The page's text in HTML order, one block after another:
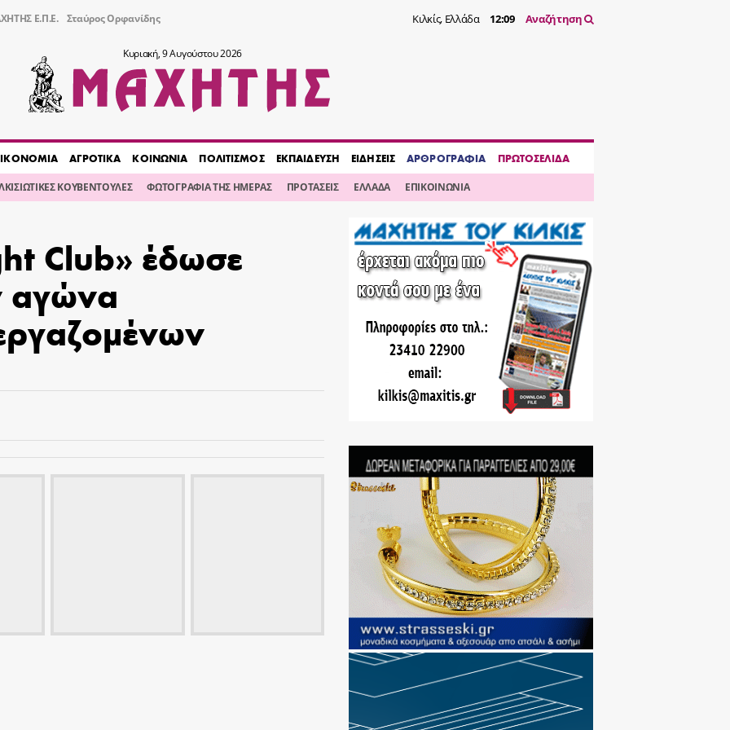
Ε.Π.Ε. Σταύρος Ορφανίδης Κιλκίς, Ελλάδα 12:09 Αναζήτηση
Κυριακή, 9 Αυγούστου 2026
ΑΓΡΟΤΙΚΑ ΚΟΙΝΩΝΙΑ ΠΟΛΙΤΙΣΜΟΣ ΕΚΠΑΙΔΕΥΣΗ ΕΙΔΗΣΕΙΣ ΑΡΘΡΟΓΡΑΦΙΑ ΠΡΩΤΟΣΕΛΙΔΑ
ΚΟΥΒΕΝΤΟΥΛΕΣ ΦΩΤΟΓΡΑΦΙΑ ΤΗΣ ΗΜΕΡΑΣ ΠΡΟΤΑΣΕΙΣ ΕΛΛΑΔΑ ΕΠΙΚΟΙΝΩΝΙΑ
Club» έδωσε
αγώνα